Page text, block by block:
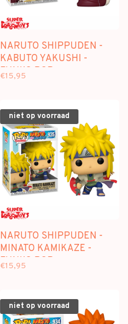
NARUTO SHIPPUDEN -
KABUTO YAKUSHI -
FUNKO POP
€15,95
niet op voorraad
NARUTO SHIPPUDEN -
MINATO KAMIKAZE -
FUNKO POP
€15,95
niet op voorraad